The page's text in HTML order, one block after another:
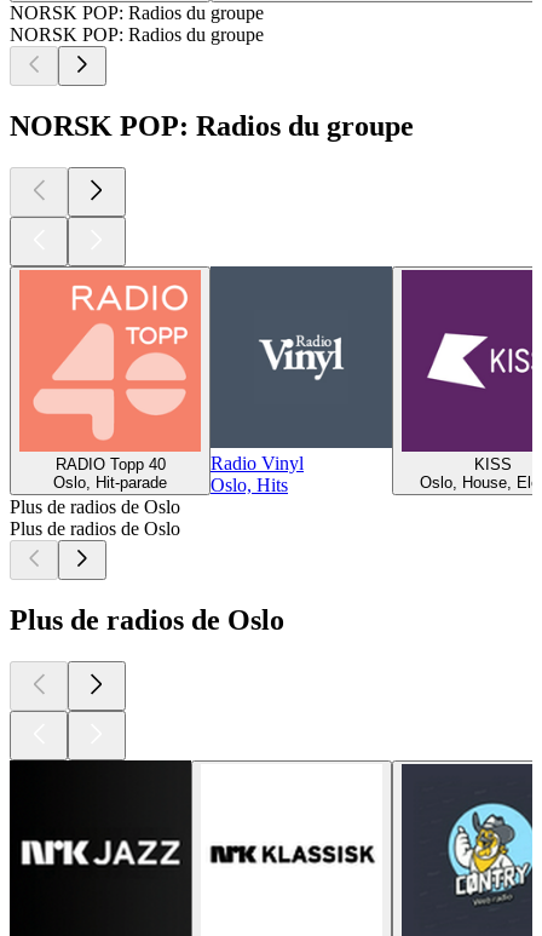
NORSK POP: Radios du groupe
NORSK POP: Radios du groupe
NORSK POP: Radios du groupe
RADIO Topp 40
Oslo, Hit-parade
Radio Vinyl
Oslo, Hits
KISS
Oslo, House,
Plus de radios de Oslo
Plus de radios de Oslo
Plus de radios de Oslo